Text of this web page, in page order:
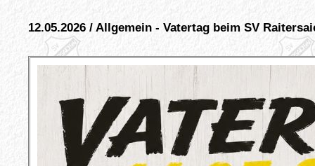
12.05.2026 / Allgemein - Vatertag beim SV